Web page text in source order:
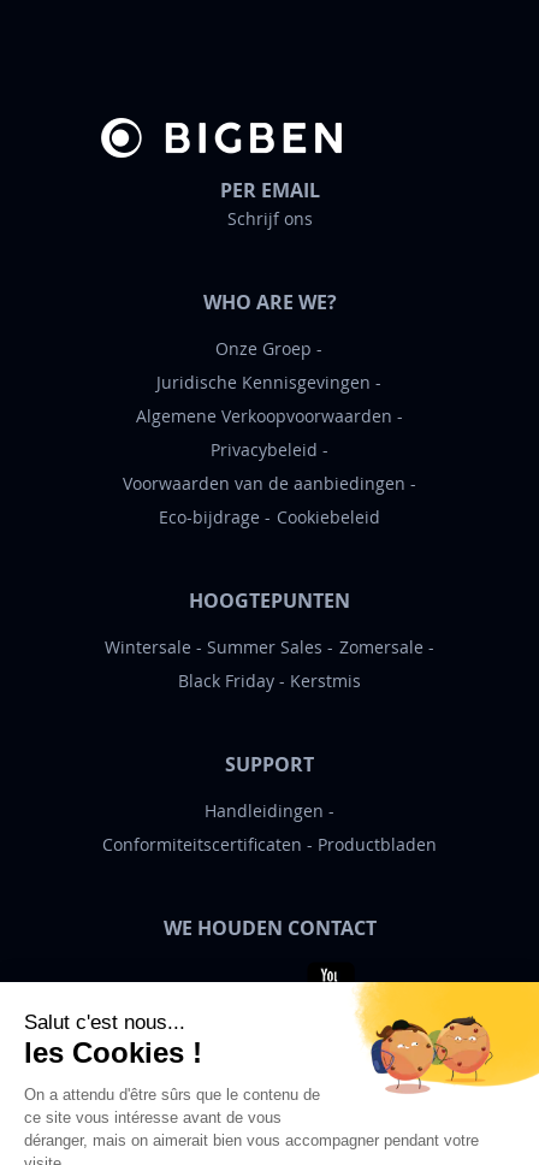
PER EMAIL
Schrijf ons
WHO ARE WE?
Onze Groep
Juridische Kennisgevingen
Algemene Verkoopvoorwaarden
Privacybeleid
Voorwaarden van de aanbiedingen
Eco-bijdrage
Cookiebeleid
HOOGTEPUNTEN
Wintersale Summer Sales
Zomersale
Black Friday
Kerstmis
SUPPORT
Handleidingen
Conformiteitscertificaten
Productbladen
WE HOUDEN CONTACT